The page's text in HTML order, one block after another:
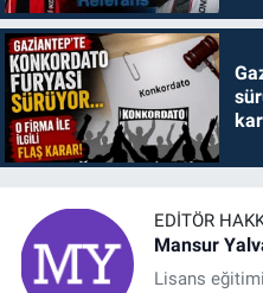
EDITÖR
Mansur
Lisans